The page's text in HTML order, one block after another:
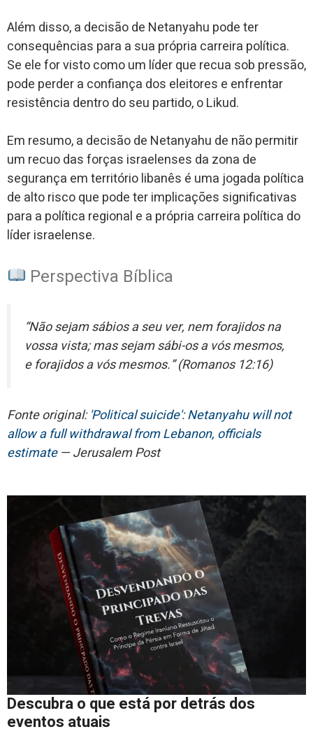
Além disso, a decisão de Netanyahu pode ter
consequências para a sua própria carreira política.
Se ele for visto como um líder que recua sob pressão,
pode perder a confiança dos eleitores e enfrentar
resistência dentro do seu partido, o Likud.
Em resumo, a decisão de Netanyahu de não permitir
um recuo das forças israelenses da zona de
segurança em território libanês é uma jogada política
de alto risco que pode ter implicações significativas
para a política regional e a própria carreira política do
líder israelense.
Perspectiva Bíblica
“Não sejam sábios a seu ver, nem forajidos na
vossa vista; mas sejam sábi-os a vós mesmos,
e forajidos a vós mesmos.” (Romanos 12:16)
Fonte original:'Political suicide': Netanyahu will not
allow a full withdrawal from Lebanon, officials
estimate— Jerusalem Post
Descubra o que está por detrás dos
eventos atuais